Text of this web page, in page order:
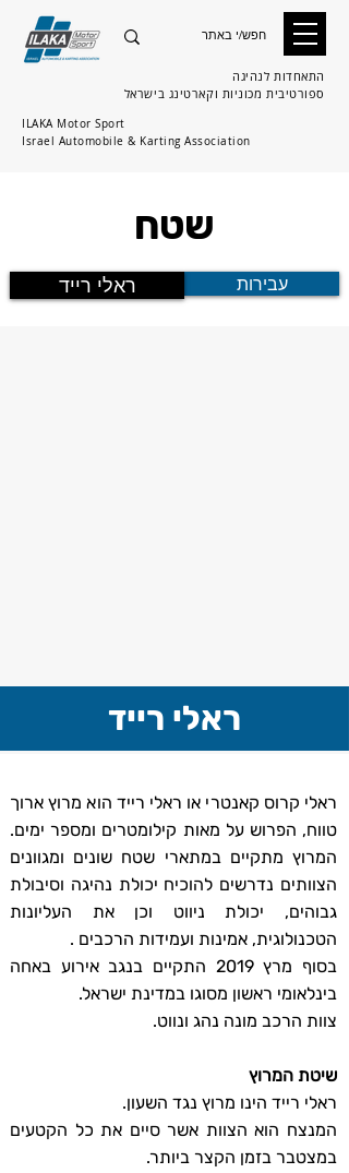
התאחדות לנהיגה
ספורטיבית מכוניות וקארטינג בישראל
ILAKA Motor Sport
Israel Automobile & Karting Association
שטח
עבירות ראלי רייד
ראלי רייד
ראלי קרוס קאנטרי או ראלי רייד הוא מרוץ ארוך
טווח, הפרוש על מאות קילומטרים ומספר ימים.
המרוץ מתקיים במתארי שטח שונים ומגוונים
הצוותים נדרשים להוכיח יכולת נהיגה וסיבולת
גבוהים, יכולת ניווט וכן את העליונות
הטכנולוגית, אמינות ועמידות הרכבים .
בסוף מרץ 2019 התקיים בנגב אירוע באחה
בינלאומי ראשון מסוגו במדינת ישראל.
צוות הרכב מונה נהג ונווט.
שיטת המרוץ
ראלי רייד הינו מרוץ נגד השעון.
המנצח הוא הצוות אשר סיים את כל הקטעים
במצטבר בזמן הקצר ביותר.